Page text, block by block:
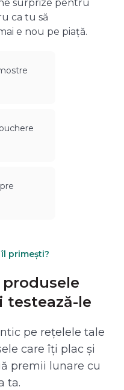
surprize pentru
ca tu să
e nou pe piață.
primești?
testează-le
pe rețelele tale
care îți plac și
premii lunare cu
ta.